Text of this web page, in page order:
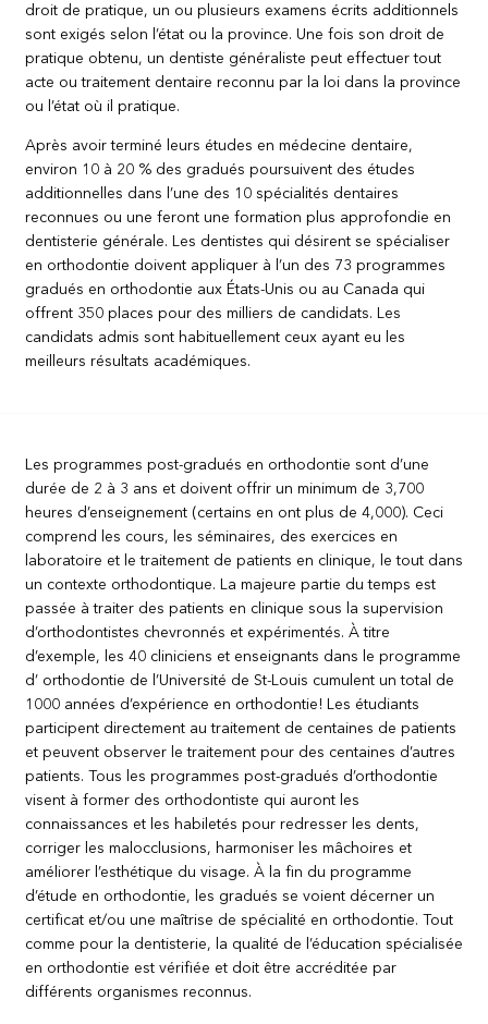
droit de pratique, un ou plusieurs examens écrits additionnels
sont exigés selon l’état ou la province. Une fois son droit de
pratique obtenu, un dentiste généraliste peut effectuer tout
acte ou traitement dentaire reconnu par la loi dans la province
ou l’état où il pratique.
Après avoir terminé leurs études en médecine dentaire,
environ 10 à 20 % des gradués poursuivent des études
additionnelles dans l’une des 10 spécialités dentaires
reconnues ou une feront une formation plus approfondie en
dentisterie générale. Les dentistes qui désirent se spécialiser
en orthodontie doivent appliquer à l’un des 73 programmes
gradués en orthodontie aux États-Unis ou au Canada qui
offrent 350 places pour des milliers de candidats. Les
candidats admis sont habituellement ceux ayant eu les
meilleurs résultats académiques.
Les programmes post-gradués en orthodontie sont d’une
durée de 2 à 3 ans et doivent offrir un minimum de 3,700
heures d’enseignement (certains en ont plus de 4,000). Ceci
comprend les cours, les séminaires, des exercices en
laboratoire et le traitement de patients en clinique, le tout dans
un contexte orthodontique. La majeure partie du temps est
passée à traiter des patients en clinique sous la supervision
d’orthodontistes chevronnés et expérimentés. À titre
d’exemple, les 40 cliniciens et enseignants dans le programme
d’ orthodontie de l’Université de St-Louis cumulent un total de
1000 années d’expérience en orthodontie! Les étudiants
participent directement au traitement de centaines de patients
et peuvent observer le traitement pour des centaines d’autres
patients. Tous les programmes post-gradués d’orthodontie
visent à former des orthodontiste qui auront les
connaissances et les habiletés pour redresser les dents,
corriger les malocclusions, harmoniser les mâchoires et
améliorer l’esthétique du visage. À la fin du programme
d’étude en orthodontie, les gradués se voient décerner un
certificat et/ou une maîtrise de spécialité en orthodontie. Tout
comme pour la dentisterie, la qualité de l’éducation spécialisée
en orthodontie est vérifiée et doit être accréditée par
différents organismes reconnus.